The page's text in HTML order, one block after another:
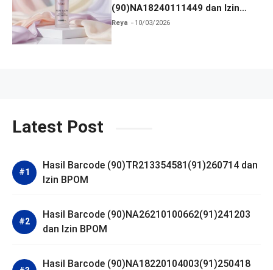
(90)NA18240111449 dan Izin
BPOM
Reya 10/03/2026
Latest Post
Hasil Barcode (90)TR213354581(91)260714 dan
Izin BPOM
Hasil Barcode (90)NA26210100662(91)241203
dan Izin BPOM
Hasil Barcode (90)NA18220104003(91)250418